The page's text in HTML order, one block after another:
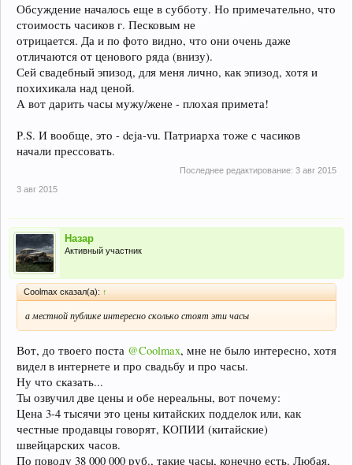
Обсуждение началось еще в субботу. Но примечательно, что
стоимость часиков г. Песковым не
отрицается. Да и по фото видно, что они очень даже
отличаются от ценового ряда (внизу).
Сей свадебный эпизод, для меня лично, как эпизод, хотя и
похихикала над ценой.
А вот дарить часы мужу/жене - плохая примета!
Р.S. И вообще, это - deja-vu. Патриарха тоже с часиков
начали прессовать.
Последнее редактирование: 3 авг 2015
3 авг 2015
Назар
Активный участник
Coolmax сказал(а): ↑
а местной публике интересно сколько стоят эти часы
Вот, до твоего поста @Coolmax, мне не было интересно, хотя
видел в интернете и про свадьбу и про часы.
Ну что сказать...
Ты озвучил две цены и обе нереальны, вот почему:
Цена 3-4 тысячи это цены китайских подделок или, как
честные продавцы говорят, КОПИИ (китайские)
швейцарских часов.
По поводу 38 000 000 руб., такие часы, конечно есть. Любая,